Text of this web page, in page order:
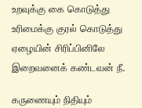
உறவுக்கு கை கொடுத்து
உரிமைக்கு குரல் கொடுத்து
ஏழையின் சிரிப்பினிலே
இறைவனைக் கண்டவன் நீ.
கருணையும் நிதியும்